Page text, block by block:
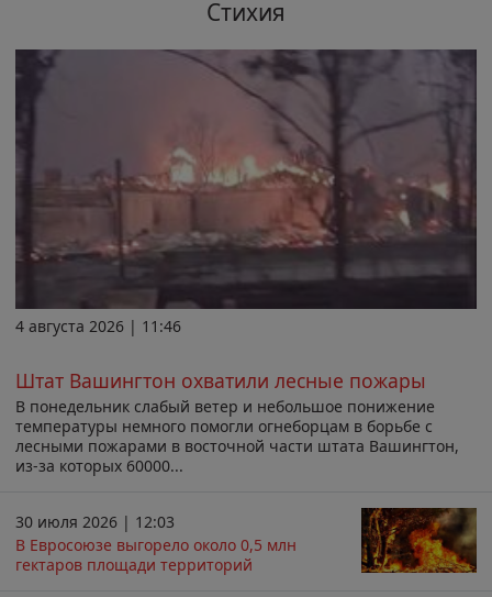
Стихия
4 августа 2026 | 11:46
Штат Вашингтон охватили лесные пожары
В понедельник слабый ветер и небольшое понижение
температуры немного помогли огнеборцам в борьбе с
лесными пожарами в восточной части штата Вашингтон,
из-за которых 60000...
30 июля 2026 | 12:03
В Евросоюзе выгорело около 0,5 млн
гектаров площади территорий